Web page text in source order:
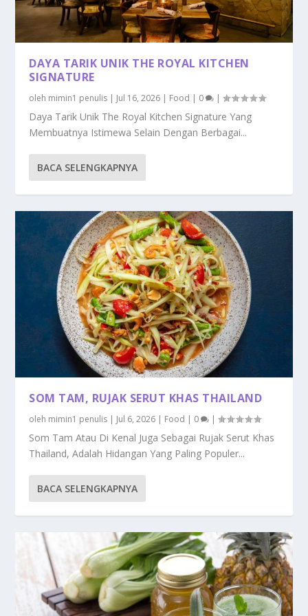
DAYA TARIK UNIK THE ROYAL KITCHEN
SIGNATURE
oleh mimin1 penulis | Jul 16, 2026 | Food | 0 |
Daya Tarik Unik The Royal Kitchen Signature Yang
Membuatnya Istimewa Selain Dengan Berbagai...
BACA SELENGKAPNYA
SOM TAM, RUJAK SERUT KHAS THAILAND
oleh mimin1 penulis | Jul 6, 2026 | Food | 0 |
Som Tam Atau Di Kenal Juga Sebagai Rujak Serut Khas
Thailand, Adalah Hidangan Yang Paling Populer...
BACA SELENGKAPNYA